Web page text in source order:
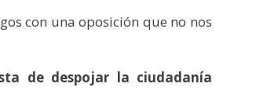
con una oposición que no nos
de despojar la ciudadanía